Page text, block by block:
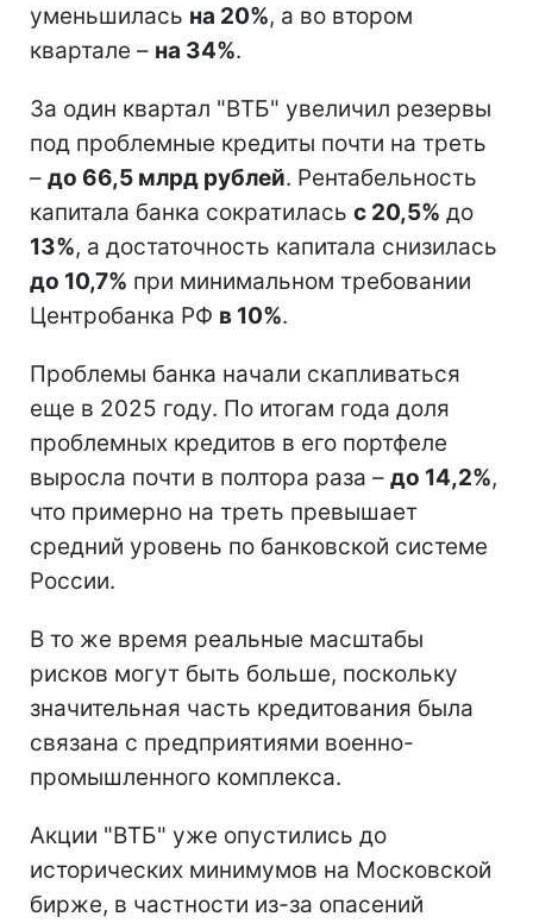
уменьшилась на 20%, а во втором
квартале – на 34%.
За один квартал "ВТБ" увеличил резервы
под проблемные кредиты почти на треть
– до 66,5 млрд рублей. Рентабельность
капитала банка сократилась с 20,5% до
13%, а достаточность капитала снизилась
до 10,7% при минимальном требовании
Центробанка РФ в 10%.
Проблемы банка начали скапливаться
еще в 2025 году. По итогам года доля
проблемных кредитов в его портфеле
выросла почти в полтора раза – до 14,2%,
что примерно на треть превышает
средний уровень по банковской системе
России.
В то же время реальные масштабы
рисков могут быть больше, поскольку
значительная часть кредитования была
связана с предприятиями военно-
промышленного комплекса.
Акции "ВТБ" уже опустились до
исторических минимумов на Московской
бирже, в частности из-за опасений